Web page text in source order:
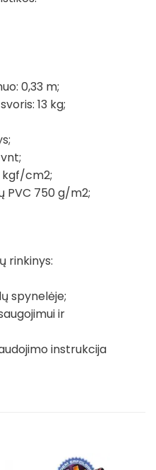
0,33 m;
13 kg;
kgf/cm2;
PVC 750 g/m2;
rinkinys:
spynelėje;
ir
instrukcija